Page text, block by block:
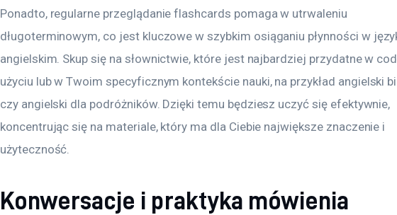
Ponadto, regularne przeglądanie flashcards pomaga w utrwaleniu
długoterminowym, co jest kluczowe w szybkim osiąganiu płynności w
angielskim. Skup się na słownictwie, które jest najbardziej przydatne w
użyciu lub w Twoim specyficznym kontekście nauki, na przykład angielski
czy angielski dla podróżników. Dzięki temu będziesz uczyć się efektywnie,
koncentrując się na materiale, który ma dla Ciebie największe znaczenie i
użyteczność.
Konwersacje i praktyka mówienia